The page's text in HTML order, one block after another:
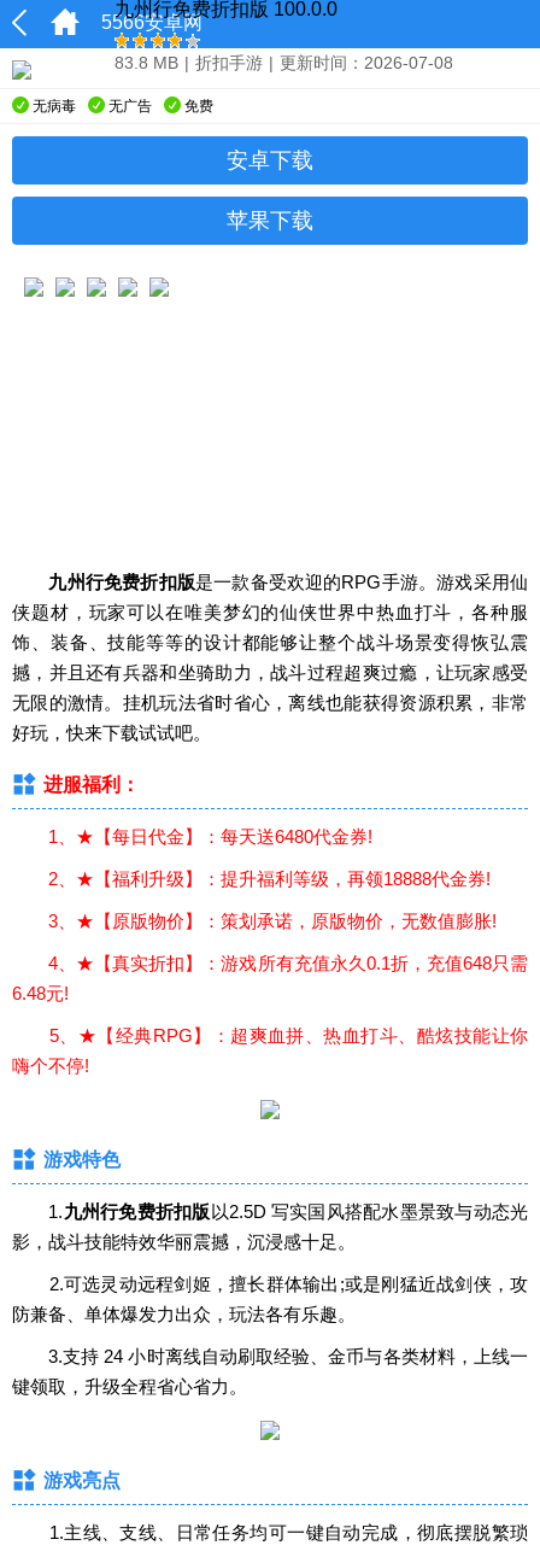
5566安卓网
九州行免费折扣版 100.0.0
83.8 MB | 折扣手游 | 更新时间：2026-07-08
无病毒 无广告 免费
安卓下载
苹果下载
九州行免费折扣版是一款备受欢迎的RPG手游。游戏采用仙
侠题材，玩家可以在唯美梦幻的仙侠世界中热血打斗，各种服
饰、装备、技能等等的设计都能够让整个战斗场景变得恢弘震
撼，并且还有兵器和坐骑助力，战斗过程超爽过瘾，让玩家感受
无限的激情。挂机玩法省时省心，离线也能获得资源积累，非常
好玩，快来下载试试吧。
进服福利：
1、★【每日代金】：每天送6480代金券!
2、★【福利升级】：提升福利等级，再领18888代金券!
3、★【原版物价】：策划承诺，原版物价，无数值膨胀!
4、★【真实折扣】：游戏所有充值永久0.1折，充值648只需
6.48元!
5、★【经典RPG】：超爽血拼、热血打斗、酷炫技能让你
嗨个不停!
游戏特色
1.九州行免费折扣版 以2.5D 写实国风搭配水墨景致与动态光
影，战斗技能特效华丽震撼，沉浸感十足。
2.可选灵动远程剑姬，擅长群体输出;或是刚猛近战剑侠，攻
防兼备、单体爆发力出众，玩法各有乐趣。
3.支持 24 小时离线自动刷取经验、金币与各类材料，上线一
键领取，升级全程省心省力。
游戏亮点
1.主线、支线、日常任务均可一键自动完成，彻底摆脱繁琐